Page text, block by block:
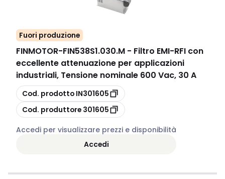
Fuori produzione
FINMOTOR-FIN538S1.030.M - Filtro EMI-RFI con
eccellente attenuazione per applicazioni
industriali, Tensione nominale 600 Vac, 30 A
copia
Cod. prodotto IN301605
copia
Cod. produttore 301605
Accedi per visualizzare prezzi e disponibilità
Accedi